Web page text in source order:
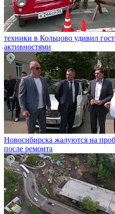
техники в Кольцово удивил
активностями
Новосибирска жалуются на
после ремонта